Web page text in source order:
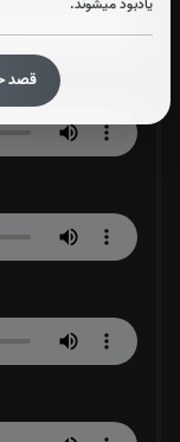
قصد